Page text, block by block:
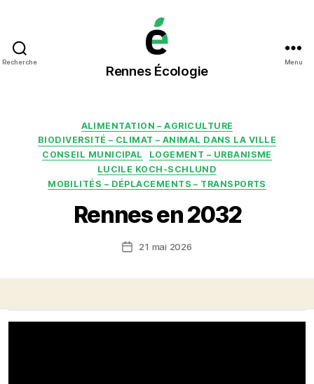
Recherche
Rennes
Écologie
Rennes Écologie
Menu
Catégories
ALIMENTATION – AGRICULTURE
BIODIVERSITÉ – CLIMAT – ANIMAL DANS LA VILLE
CONSEIL MUNICIPAL
LOGEMENT – URBANISME
LUCILE KOCH-SCHLUND
MOBILITÉS – DÉPLACEMENTS – TRANSPORTS
Rennes en 2032
Date21 mai 2026